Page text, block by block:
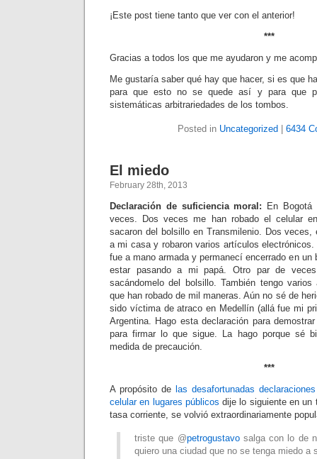
¡Este post tiene tanto que ver con el anterior!
***
Gracias a todos los que me ayudaron y me
Me gustaría saber qué hay que hacer, si es que
para que esto no se quede así y para que
sistemáticas arbitrariedades de los tombos.
Posted in Uncategorized 6434
El miedo
February 28th, 2013
Declaración de suficiencia moral: En Bogotá
veces. Dos veces me han robado el celular
sacaron del bolsillo en Transmilenio. Dos
a mi casa y robaron varios artículos
fue a mano armada y permanecí encerrado en un
estar pasando a mi papá. Otro par de
sacándomelo del bolsillo. También tengo
que han robado de mil maneras. Aún no sé de
sido víctima de atraco en Medellín (allá fue mi
Argentina. Hago esta declaración para
para firmar lo que sigue. La hago porque sé
medida de precaución.
***
A propósito de las desafortunadas
celular en lugares públicos dije lo siguiente en un
tasa corriente, se volvió extraordinariamente
triste que @petrogustavosalga con lo de
quiero una ciudad que no se tenga miedo a